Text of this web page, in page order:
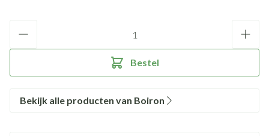
Bestel
Bekijk alle producten van Boiron